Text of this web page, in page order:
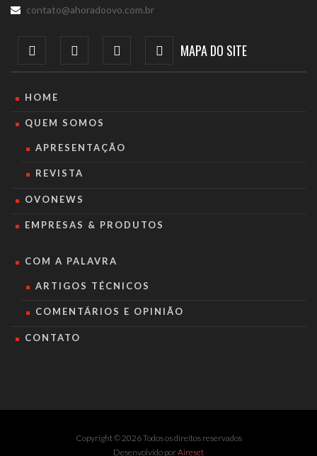
contato@ahoradoovo.com.br
MAPA DO SITE
HOME
QUEM SOMOS
APRESENTAÇÃO
REVISTA
OVONEWS
EMPRESAS & PRODUTOS
COM A PALAVRA
ARTIGOS TÉCNICOS
COMENTÁRIOS E OPINIÃO
CONTATO
Copyright © 2026 Todos os direitos reservados
Desenvolvido porAireset